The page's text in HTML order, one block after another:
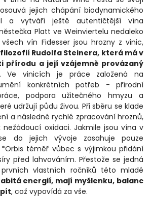
jejich chápání biodynamického
a vytváří ještě autentičtější vína
Platt ve Weinviertelu nedaleko
vín Fidesser jsou hrozny z vinic,
Rudolfa Steinera, která má v
přírodu a její vzájemně provázaný
Ve vinicích je práce založená na
konkrétních potřeb - přírodní
podpora užitečného hmyzu a
udržují půdu živou. Při sběru se klade
a následné rychlé zpracování hroznů,
oxidaci. Jakmile jsou vína v
do jejich vývoje zasahuje pouze
téměř vůbec s výjimkou přidání
před lahvováním. Přestože se jedná
vlastních ročníků této mladé
energií, mají myšlenku, balanc
, což vypovídá za vše.